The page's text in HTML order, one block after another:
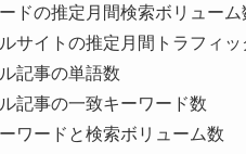
ドの推定月間検索ボリューム
サイトの推定月間トラフィッ
記事の単語数
記事の一致キーワード数
ワードと検索ボリューム数